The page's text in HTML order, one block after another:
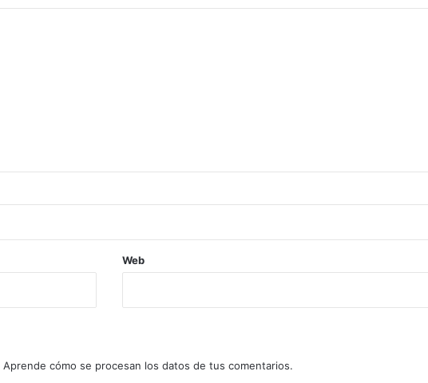
Web
Aprende cómo se procesan los datos de tus comentarios.